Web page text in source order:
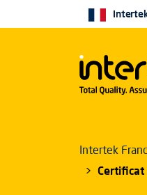
Intertek
Certificat